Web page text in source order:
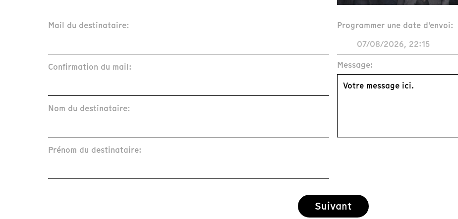
Mail du destinataire:
Confirmation du mail:
Nom du destinataire:
Prénom du destinataire:
Programmer une date d'envoi:
Message:
Suivant